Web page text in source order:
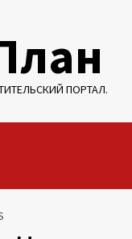
ПОРТАЛ.